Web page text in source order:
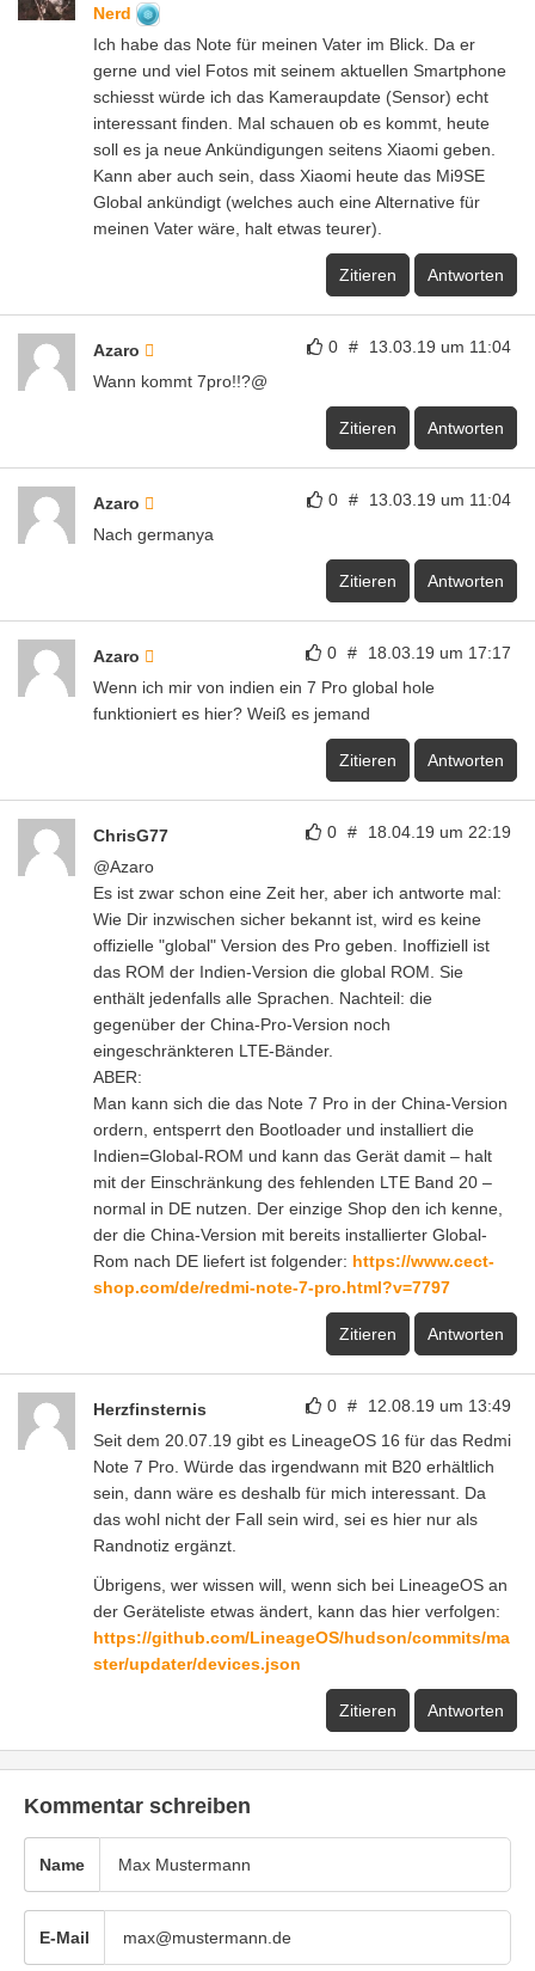
Nerd
Ich habe das Note für meinen Vater im Blick. Da er
gerne und viel Fotos mit seinem aktuellen Smartphone
schiesst würde ich das Kameraupdate (Sensor) echt
interessant finden. Mal schauen ob es kommt, heute
soll es ja neue Ankündigungen seitens Xiaomi geben.
Kann aber auch sein, dass Xiaomi heute das Mi9SE
Global ankündigt (welches auch eine Alternative für
meinen Vater wäre, halt etwas teurer).
Zitieren Antworten
0 # 13.03.19 um 11:04
Azaro
Wann kommt 7pro!!?@
Zitieren Antworten
0 # 13.03.19 um 11:04
Azaro
Nach germanya
Zitieren Antworten
0 # 18.03.19 um 17:17
Azaro
Wenn ich mir von indien ein 7 Pro global hole
funktioniert es hier? Weiß es jemand
Zitieren Antworten
0 # 18.04.19 um 22:19
ChrisG77
@Azaro
Es ist zwar schon eine Zeit her, aber ich antworte mal:
Wie Dir inzwischen sicher bekannt ist, wird es keine
offizielle "global" Version des Pro geben. Inoffiziell ist
das ROM der Indien-Version die global ROM. Sie
enthält jedenfalls alle Sprachen. Nachteil: die
gegenüber der China-Pro-Version noch
eingeschränkteren LTE-Bänder.
ABER:
Man kann sich die das Note 7 Pro in der China-Version
ordern, entsperrt den Bootloader und installiert die
Indien=Global-ROM und kann das Gerät damit – halt
mit der Einschränkung des fehlenden LTE Band 20 –
normal in DE nutzen. Der einzige Shop den ich kenne,
der die China-Version mit bereits installierter Global-
Rom nach DE liefert ist folgender: https://www.cect-
shop.com/de/redmi-note-7-pro.html?v=7797
Zitieren Antworten
0 # 12.08.19 um 13:49
Herzfinsternis
Seit dem 20.07.19 gibt es LineageOS 16 für das Redmi
Note 7 Pro. Würde das irgendwann mit B20 erhältlich
sein, dann wäre es deshalb für mich interessant. Da
das wohl nicht der Fall sein wird, sei es hier nur als
Randnotiz ergänzt.
Übrigens, wer wissen will, wenn sich bei LineageOS an
der Geräteliste etwas ändert, kann das hier verfolgen:
https://github.com/LineageOS/hudson/commits/ma
ster/updater/devices.json
Zitieren Antworten
Kommentar schreiben
Name
E-Mail